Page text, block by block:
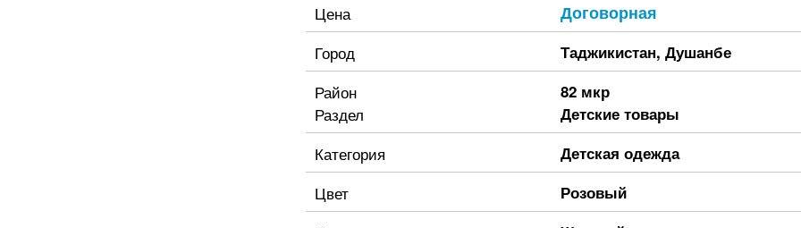
Цена Договорная
Город Таджикистан, Душанбе
Район 82 мкр
Раздел Детские товары
Категория Детская одежда
Цвет Розовый